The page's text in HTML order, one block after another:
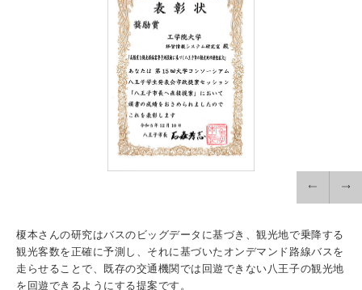
寄付・ご支援
1. Action！x 工学院大学
2. 工学院大学ヒストリー
榎本さんの研究はバスのビッグデータに基づき、観光地で乗降する
観光客数を正確に予測し、それに基づいたオンデマンド路線バスを
走らせることで、既存の交通機関では回遊できない八王子の観光地
を回遊できるようにする提案です。